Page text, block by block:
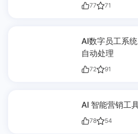
77 71
AI数字员工系
自动处理
72 91
AI 智能营销工
78 54